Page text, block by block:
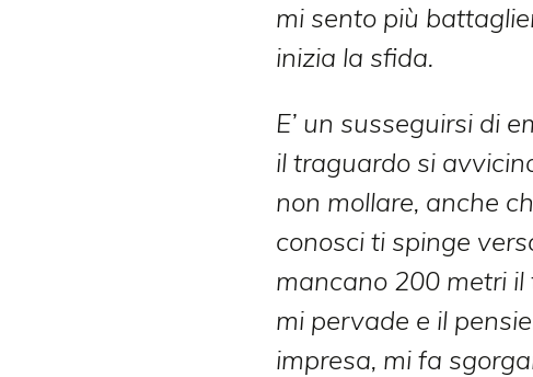
mi sento più
inizia la sfida.
E’ un susseguirsi di
il traguardo si
non mollare, anche
conosci ti spinge
mancano 200 metri il
mi pervade e il
impresa, mi fa